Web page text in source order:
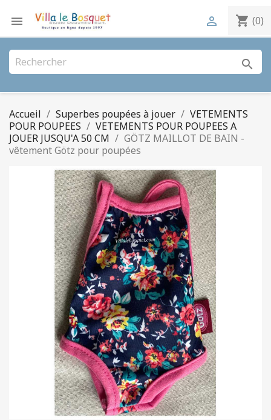
 shopping_cart (0)

search
Accueil Superbes poupées à jouer
VETEMENTS
POUR POUPEES
VETEMENTS POUR POUPEES A
JOUER JUSQU'A 50 CM
GÖTZ MAILLOT DE BAIN -
vêtement Götz pour poupées